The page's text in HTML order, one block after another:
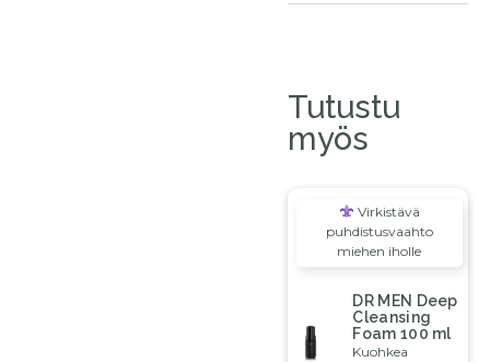
Tutustu
myös
Virkistävä
puhdistusvaahto
miehen iholle
DR MEN Deep
Cleansing
Foam 100 ml
Kuohkea